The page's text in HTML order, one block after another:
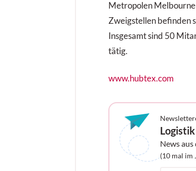
Metropolen
Zweigstellen befinden
Insgesamt sind 50
tätig.
www.hubtex.com
News
Ihrem
(10 mal im